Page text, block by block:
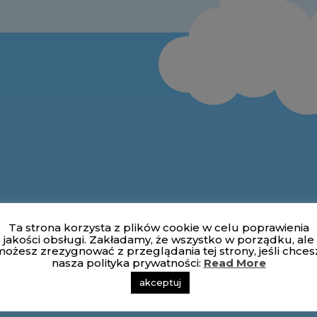
Ta strona korzysta z plików cookie w celu poprawienia
jakości obsługi. Zakładamy, że wszystko w porządku, ale
zrezygnować z przeglądania tej strony, jeśli
nasza polityka prywatności: Read More
akceptuj